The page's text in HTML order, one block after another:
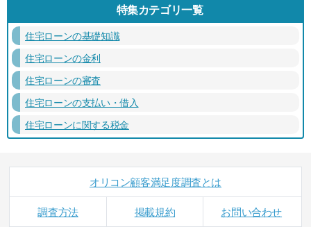
特集カテゴリ一覧
住宅ローンの基礎知識
住宅ローンの金利
住宅ローンの審査
住宅ローンの支払い・借入
住宅ローンに関する税金
オリコン顧客満足度調査とは
調査方法 掲載規約 お問い合わせ